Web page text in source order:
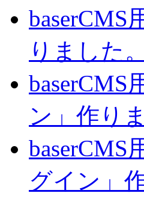
りました。
ン」作り
グイン」